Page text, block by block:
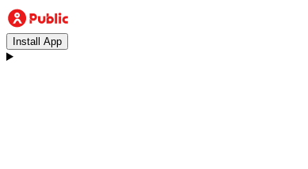
Install App